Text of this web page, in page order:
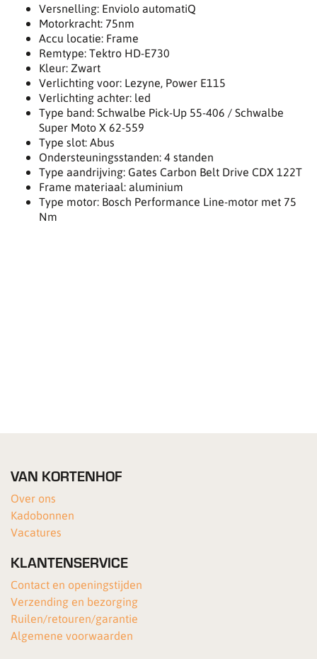
Versnelling: Enviolo automatiQ
Motorkracht: 75nm
Accu locatie: Frame
Remtype: Tektro HD-E730
Kleur: Zwart
Verlichting voor: Lezyne, Power E115
Verlichting achter: led
Type band: Schwalbe Pick-Up 55-406 / Schwalbe
Super Moto X 62-559
Type slot: Abus
Ondersteuningsstanden: 4 standen
Type aandrijving: Gates Carbon Belt Drive CDX 122T
Frame materiaal: aluminium
Type motor: Bosch Performance Line-motor met 75
Nm
VAN KORTENHOF
Over ons
Kadobonnen
Vacatures
KLANTENSERVICE
Contact en openingstijden
Verzending en bezorging
Ruilen/retouren/garantie
Algemene voorwaarden